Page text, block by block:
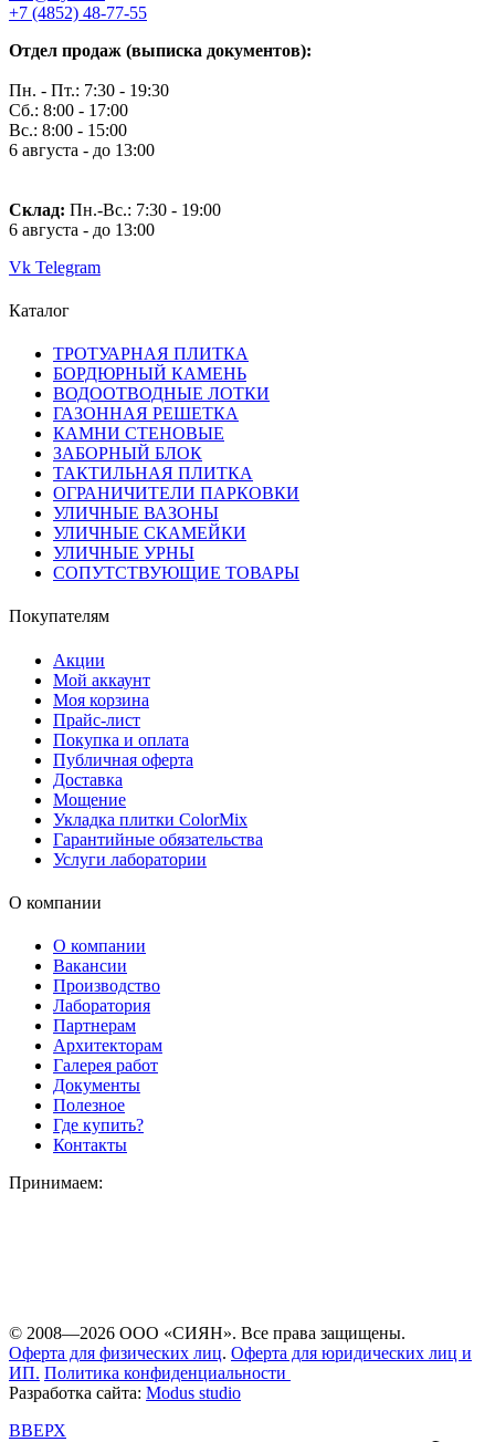
+7 (4852) 48-77-55
Отдел продаж (выписка документов):
Пн. - Пт.: 7:30 - 19:30
Сб.: 8:00 - 17:00
Вс.: 8:00 - 15:00
6 августа - до 13:00
Склад: Пн.-Вс.: 7:30 - 19:00
6 августа - до 13:00
Vk Telegram
Каталог
ТРОТУАРНАЯ ПЛИТКА
БОРДЮРНЫЙ КАМЕНЬ
ВОДООТВОДНЫЕ ЛОТКИ
ГАЗОННАЯ РЕШЕТКА
КАМНИ СТЕНОВЫЕ
ЗАБОРНЫЙ БЛОК
ТАКТИЛЬНАЯ ПЛИТКА
ОГРАНИЧИТЕЛИ ПАРКОВКИ
УЛИЧНЫЕ ВАЗОНЫ
УЛИЧНЫЕ СКАМЕЙКИ
УЛИЧНЫЕ УРНЫ
СОПУТСТВУЮЩИЕ ТОВАРЫ
Покупателям
Акции
Мой аккаунт
Моя корзина
Прайс-лист
Покупка и оплата
Публичная оферта
Доставка
Мощение
Укладка плитки ColorMix
Гарантийные обязательства
Услуги лаборатории
О компании
О компании
Вакансии
Производство
Лаборатория
Партнерам
Архитекторам
Галерея работ
Документы
Полезное
Где купить?
Контакты
Принимаем:
© 2008—2026 ООО «СИЯН». Все права защищены.
Оферта для физических лиц. Оферта для юридических лиц и
ИП. Политика конфиденциальности
Разработка сайта: Modus studio
ВВЕРХ